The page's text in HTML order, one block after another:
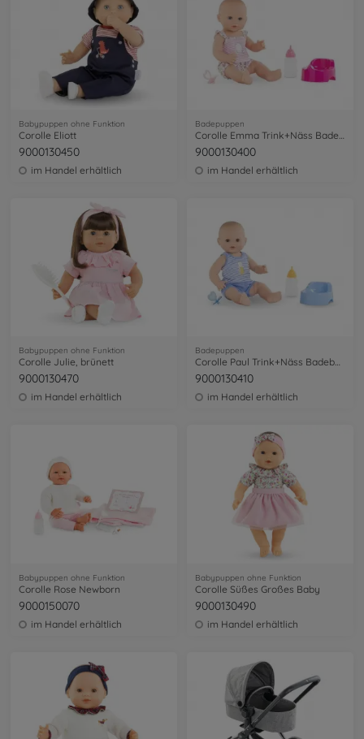
Babypuppen ohne Funktion
Corolle Eliott
9000130450
im Handel erhältlich
Badepuppen
9000130400
im Handel erhältlich
Babypuppen ohne Funktion
Corolle Julie, brünett
9000130470
im Handel erhältlich
Badepuppen
Corolle Paul Trink+Näss Badebaby
9000130410
im Handel erhältlich
Babypuppen ohne Funktion
Corolle Rose Newborn
9000150070
im Handel erhältlich
Babypuppen ohne Funktion
Corolle Süßes Großes Baby
9000130490
im Handel erhältlich